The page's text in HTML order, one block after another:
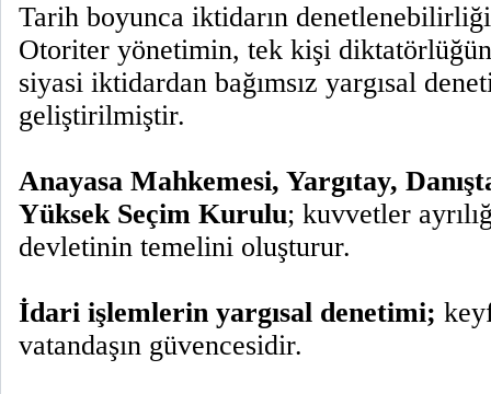
Tarih boyunca iktidarın
Otoriter yönetimin, tek kişi
siyasi iktidardan bağımsız yargısal
geliştirilmiştir.
Anayasa Mahkemesi, Yargıtay,
Yüksek Seçim Kurulu; kuvvetler
devletinin temelini oluşturur.
İdari işlemlerin yargısal denetimi;
vatandaşın güvencesidir.